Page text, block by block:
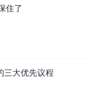
住了
三大优先议程